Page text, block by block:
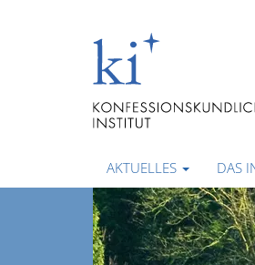
AKTUELLES DAS